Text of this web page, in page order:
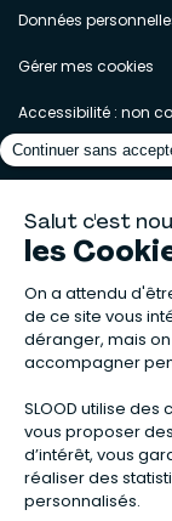
Données
Gérer mes cookies
Accessibilité : non
Matelas naturels⋅
en bois⋅